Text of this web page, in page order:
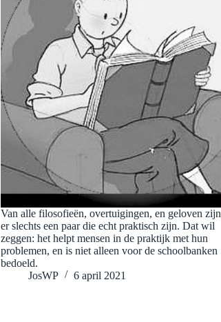
Van alle filosofieën, overtuigingen, en geloven zijn
er slechts een paar die echt praktisch zijn. Dat wil
zeggen: het helpt mensen in de praktijk met hun
problemen, en is niet alleen voor de schoolbanken
bedoeld.
JosWP
6 april 2021